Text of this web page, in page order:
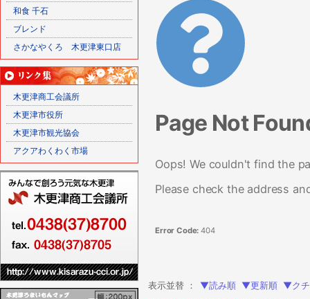
和食 千石
ブレンド
さかなやくろ 木更津東口店
木更津商工会議所
木更津市役所
木更津市観光協会
アクアわくわく市場
Page Not
Oops! We couldn't find the
Please check the address
Error Code: 404
表示並替 ： ▼読み順 ▼更新順 ▼ク